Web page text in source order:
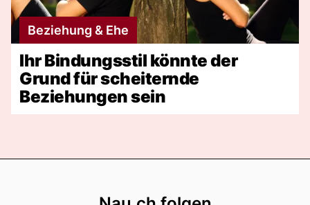
Beziehung & Ehe
Ihr Bindungsstil könnte der
Grund für scheiternde
Beziehungen sein